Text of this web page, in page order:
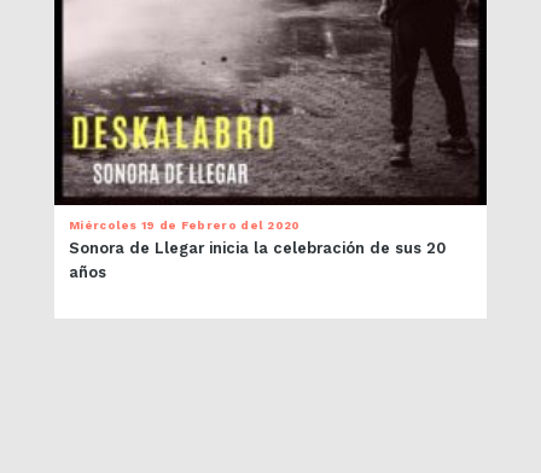
Miércoles 19 de Febrero del 2020
Sonora de Llegar inicia la celebración de sus 20
años